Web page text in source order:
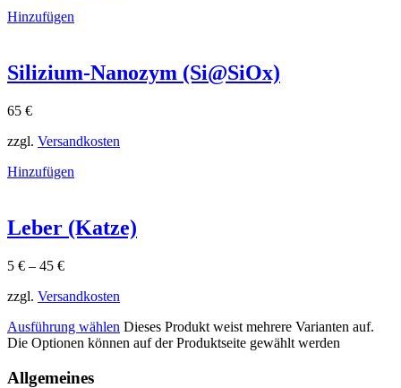
Hinzufügen
Silizium-Nanozym (Si@SiOx)
65 €
zzgl. Versandkosten
Hinzufügen
Leber (Katze)
5 € – 45 €
zzgl. Versandkosten
Ausführung wählen Dieses Produkt weist mehrere Varianten auf.
Die Optionen können auf der Produktseite gewählt werden
Allgemeines